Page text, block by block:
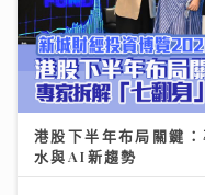
港股下半年布局關鍵
水與AI新趨勢